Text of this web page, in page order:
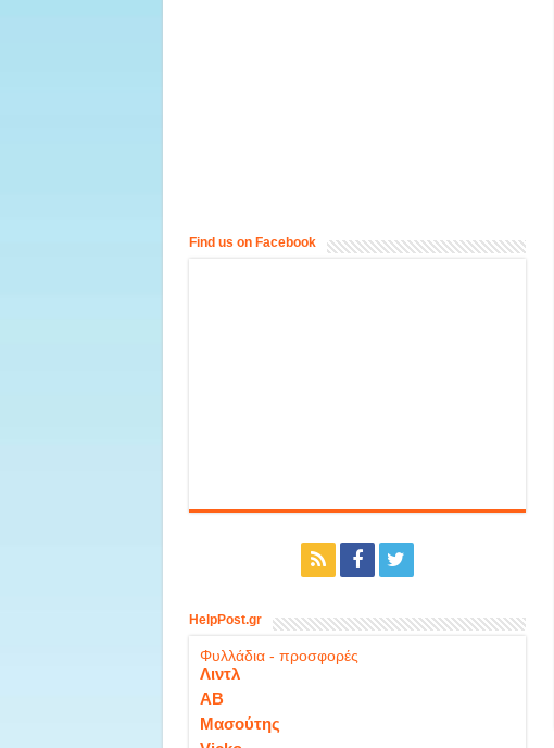
Find us on Facebook
HelpPost.gr
Φυλλάδια - προσφορές
Λιντλ
ΑΒ
Μασούτης